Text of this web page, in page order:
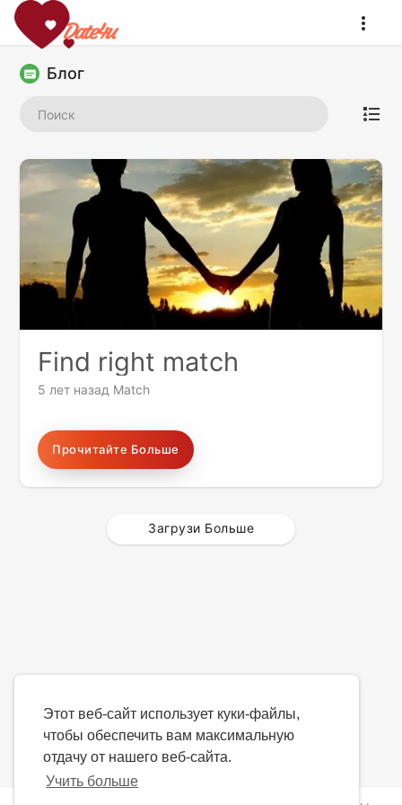
Этот веб-сайт использует куки-файлы,
чтобы обеспечить вам максимальную
отдачу от нашего веб-сайта.
Учить больше
Блог
Find right match
5 лет назад Match
Прочитайте Больше
Загрузи Больше